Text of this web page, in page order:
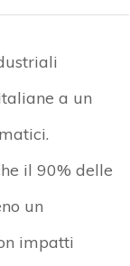
a un
.
il 90% delle
un
impatti